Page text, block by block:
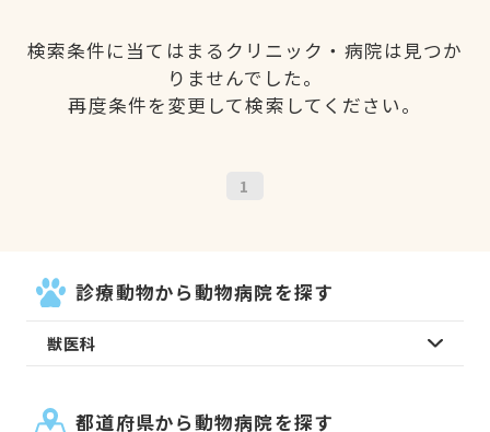
検索条件に当てはまるクリニック・病院は見つか
りませんでした。
再度条件を変更して検索してください。
1
診療動物から動物病院を探す
獣医科
都道府県から動物病院を探す